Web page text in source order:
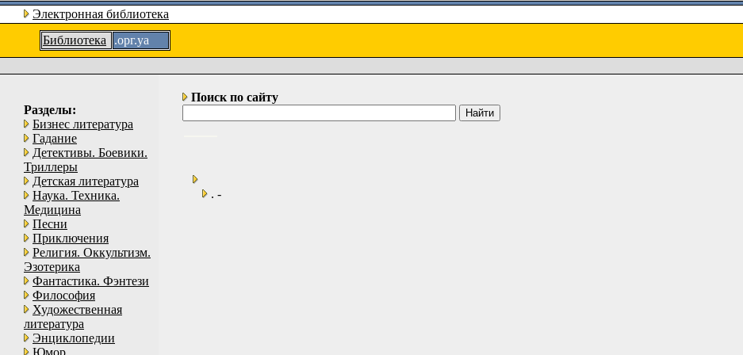
Электронная библиотека
Библиотека
.орг.уа
Разделы:
Бизнес литература
Гадание
Детективы. Боевики.
Триллеры
Детская литература
Наука. Техника.
Медицина
Песни
Приключения
Религия. Оккультизм.
Эзотерика
Фантастика. Фэнтези
Философия
Художественная
литература
Энциклопедии
Юмор
Поиск по сайту
. -